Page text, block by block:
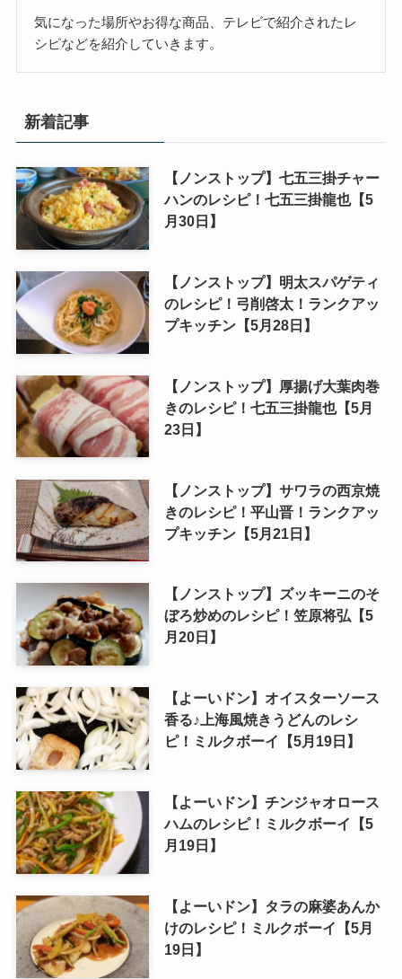
気になった場所やお得な商品、テレビで紹介されたレ
シピなどを紹介していきます。
新着記事
【ノンストップ】七五三掛チャー
ハンのレシピ！七五三掛龍也【5
月30日】
【ノンストップ】明太スパゲティ
のレシピ！弓削啓太！ランクアッ
プキッチン【5月28日】
【ノンストップ】厚揚げ大葉肉巻
きのレシピ！七五三掛龍也【5月
23日】
【ノンストップ】サワラの西京焼
きのレシピ！平山晋！ランクアッ
プキッチン【5月21日】
【ノンストップ】ズッキーニのそ
ぼろ炒めのレシピ！笠原将弘【5
月20日】
【よーいドン】オイスターソース
香る♪上海風焼きうどんのレシ
ピ！ミルクボーイ【5月19日】
【よーいドン】チンジャオロース
ハムのレシピ！ミルクボーイ【5
月19日】
【よーいドン】タラの麻婆あんか
けのレシピ！ミルクボーイ【5月
19日】